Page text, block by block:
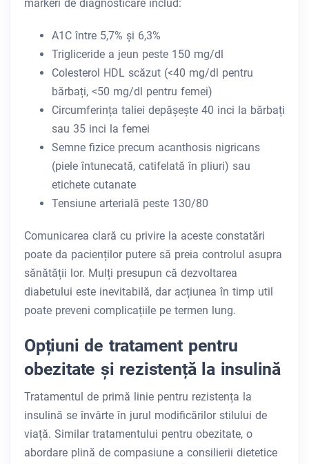
markeri de diagnosticare includ:
A1C între 5,7% și 6,3%
Trigliceride a jeun peste 150 mg/dl
Colesterol HDL scăzut (<40 mg/dl pentru
bărbați, <50 mg/dl pentru femei)
Circumferința taliei depășește 40 inci la bărbați
sau 35 inci la femei
Semne fizice precum acanthosis nigricans
(piele întunecată, catifelată în pliuri) sau
etichete cutanate
Tensiune arterială peste 130/80
Comunicarea clară cu privire la aceste constatări
poate da pacienților putere să preia controlul asupra
sănătății lor. Mulți presupun că dezvoltarea
diabetului este inevitabilă, dar acțiunea în timp util
poate preveni complicațiile pe termen lung.
Opțiuni de tratament pentru
obezitate și rezistență la insulină
Tratamentul de primă linie pentru rezistența la
insulină se învârte în jurul modificărilor stilului de
viață. Similar tratamentului pentru obezitate, o
abordare plină de compasiune a consilierii dietetice